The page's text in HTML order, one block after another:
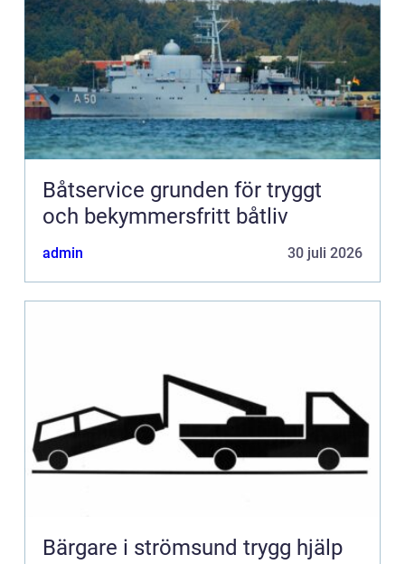
Båtservice grunden för tryggt
och bekymmersfritt båtliv
admin 30 juli 2026
Bärgare i strömsund trygg hjälp